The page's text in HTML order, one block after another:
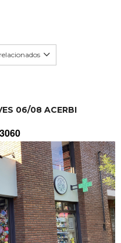
06/08 ACERBI